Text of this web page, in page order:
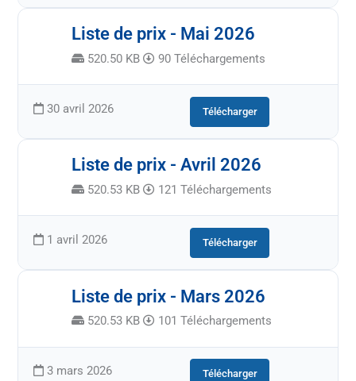
Liste de prix - Mai 2026
520.50 KB 90 Téléchargements
30 avril 2026 Télécharger
Liste de prix - Avril 2026
520.53 KB 121 Téléchargements
1 avril 2026 Télécharger
Liste de prix - Mars 2026
520.53 KB 101 Téléchargements
3 mars 2026 Télécharger